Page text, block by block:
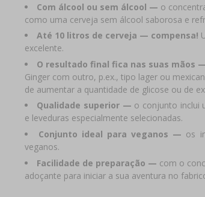
Com álcool ou sem álcool — o
como uma cerveja sem álcool saborosa e
Até 10 litros de cerveja — compensa!
excelente.
O resultado final fica nas suas mãos
Ginger com outro, p.ex., tipo lager ou
de aumentar a quantidade de glicose ou de
Qualidade superior — o conjunto inclui
e leveduras especialmente selecionadas.
Conjunto ideal para veganos — os
veganos.
Facilidade de preparação — com o
adoçante para iniciar a sua aventura no